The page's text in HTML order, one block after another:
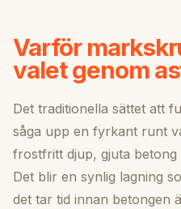
Varför
valet genom
Det traditionella sättet att
såga upp en fyrkant runt
frostfritt djup, gjuta betong
Det blir en synlig lagning
det tar tid innan betongen